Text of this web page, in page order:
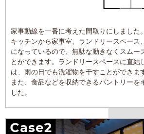
家事動線を一番に考えた間取りにしました。
キッチンから家事室、ランドリースペース
になっているので、無駄な動きなくスムー
とができます。ランドリースペースに直結
は、雨の日でも洗濯物を干すことができま
また、食品などを収納できるパントリーを
した。